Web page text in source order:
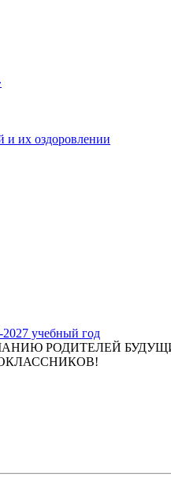
и их оздоровлении
2027 учебный год
РОДИТЕЛЕЙ